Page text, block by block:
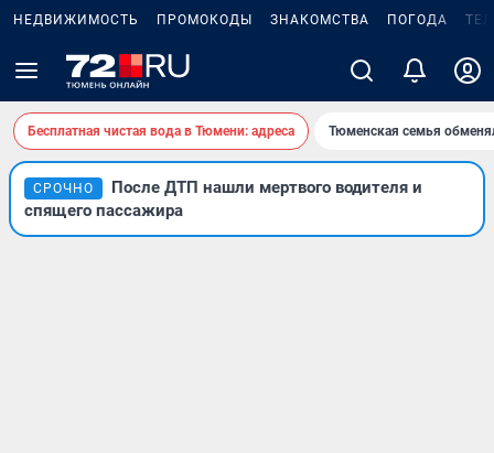
НЕДВИЖИМОСТЬ ПРОМОКОДЫ ЗНАКОМСТВА ПОГОДА
Бесплатная чистая вода в Тюмени: адреса Тюменская семья
СРОЧНО
После ДТП нашли мертвого водителя и
спящего пассажира